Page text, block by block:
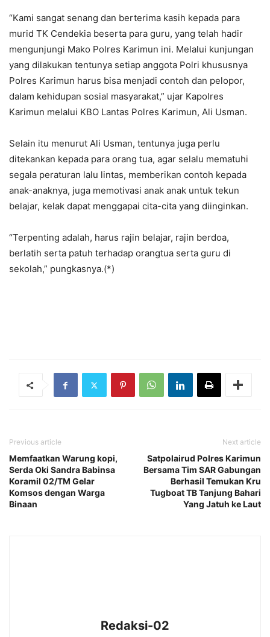
“Kami sangat senang dan berterima kasih kepada para
murid TK Cendekia beserta para guru, yang telah hadir
mengunjungi Mako Polres Karimun ini. Melalui kunjungan
yang dilakukan tentunya setiap anggota Polri khususnya
Polres Karimun harus bisa menjadi contoh dan pelopor,
dalam kehidupan sosial masyarakat,” ujar Kapolres
Karimun melalui KBO Lantas Polres Karimun, Ali Usman.
Selain itu menurut Ali Usman, tentunya juga perlu
ditekankan kepada para orang tua, agar selalu mematuhi
segala peraturan lalu lintas, memberikan contoh kepada
anak-anaknya, juga memotivasi anak anak untuk tekun
belajar, kelak dapat menggapai cita-cita yang diinginkan.
“Terpenting adalah, harus rajin belajar, rajin berdoa,
berlatih serta patuh terhadap orangtua serta guru di
sekolah,” pungkasnya.(*)
Previous article
Memfaatkan Warung kopi,
Serda Oki Sandra Babinsa
Koramil 02/TM Gelar
Komsos dengan Warga
Binaan
Next article
Satpolairud Polres Karimun
Bersama Tim SAR Gabungan
Berhasil Temukan Kru
Tugboat TB Tanjung Bahari
Yang Jatuh ke Laut
Redaksi-02